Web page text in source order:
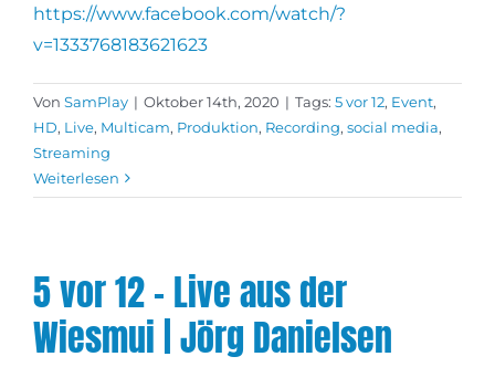
https://www.facebook.com/watch/?
v=1333768183621623
Von SamPlay | Oktober 14th, 2020 | Tags: 5 vor 12, Event,
HD, Live, Multicam, Produktion, Recording, social media,
Streaming
Weiterlesen
5 vor 12 – Live aus der
Wiesmui | Jörg Danielsen